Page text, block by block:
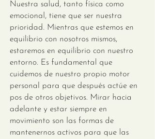
Nuestra salud, tanto física como
emocional, tiene que ser nuestra
prioridad. Mientras que estemos en
equilibrio con nosotros mismos,
estaremos en equilibrio con nuestro
entorno. Es fundamental que
cuidemos de nuestro propio motor
personal para que después actúe en
pos de otros objetivos. Mirar hacia
adelante y estar siempre en
movimiento son las formas de
mantenernos activos para que las